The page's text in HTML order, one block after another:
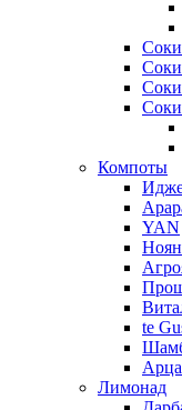
Компоты
YAN
Ноян
te
Лимонад